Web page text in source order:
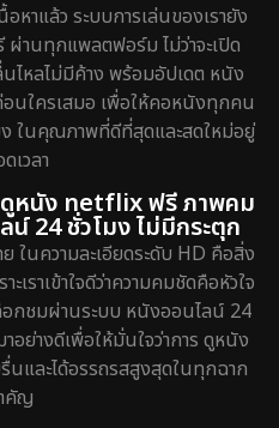
72
643
8
52
16
7
149
หาแล้ว ระบบการเล่นของเรายัง
านทุกแพลตฟอร์ม ไม่ว่าจะเปิด
ไหลไม่มีค้าง พร้อมอัปเดต หนัง
นใครเสมอ เพื่อให้คอหนังทุกคน
ในคุณภาพที่ดีที่สุดและสดใหม่อยู่
เวลา
หนัง netflix ฟรี ภาพคม
24 ชั่วโมง ไม่มีกระตุก
ในความละเอียดระดับ HD คือสิ่ง
เราเข้าใจดีว่าความคมชัดคือหัวใจ
กชมผ่านระบบ หนังออนไลน์ 24
อย่างดีเพื่อให้มั่นใจว่าการ ดูหนัง
และได้อรรถรสสูงสุดในทุกฉาก
คัญ